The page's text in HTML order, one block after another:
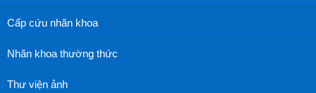
Cấp cứu nhãn khoa
Nhãn khoa thường thức
Thư viện ảnh